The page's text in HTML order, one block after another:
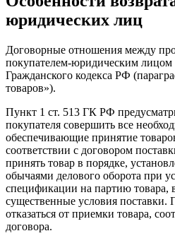
юридических лиц
Договорные отношения между
покупателем-юридическим лицом
Гражданского кодекса РФ
товаров»).
Пункт 1 ст. 513 ГК РФ
покупателя совершить все
обеспечивающие принятие
соответствии с договором
принять товар в порядке,
обычаями делового оборота при
спецификации на партию товара,
существенные условия поставки.
отказаться от приемки товара,
договора.